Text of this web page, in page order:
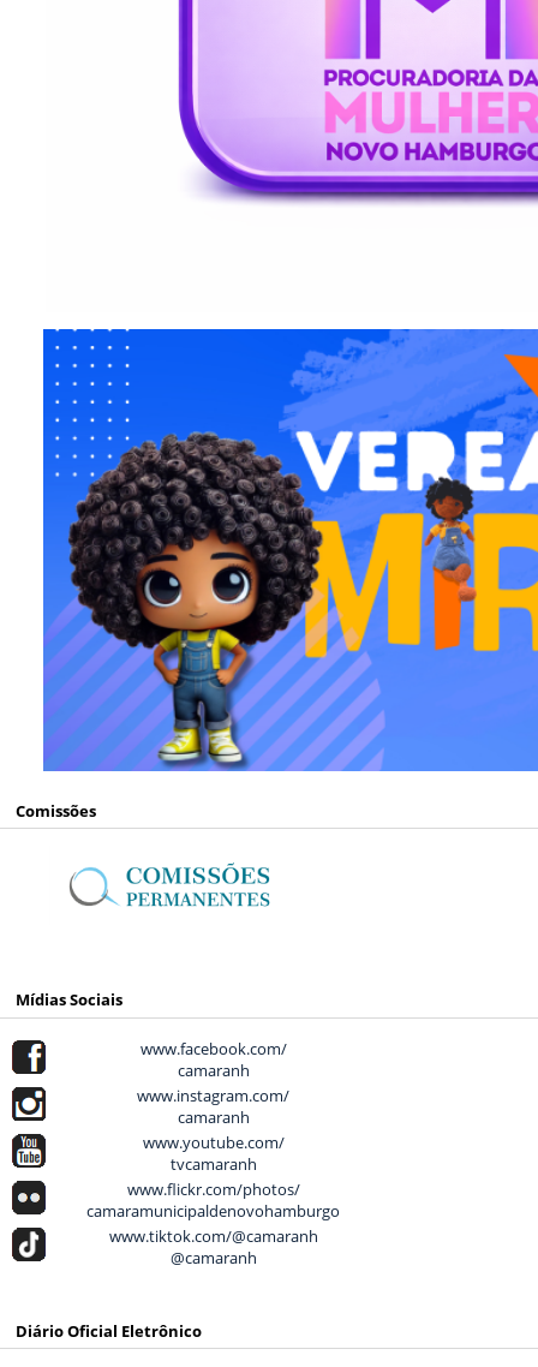
Comissões
Mídias Sociais
www.facebook.com/
camaranh
www.instagram.com/
camaranh
www.youtube.com/
tvcamaranh
www.flickr.com/photos/
camaramunicipaldenovohamburgo
www.tiktok.com/@camaranh
@camaranh
Diário Oficial Eletrônico